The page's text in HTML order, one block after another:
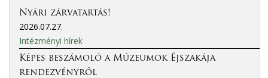
Nyári zárvatartás!
2026.07.27.
Intézményi hírek
Képes beszámoló a Múzeumok Éjszakája
rendezvényről